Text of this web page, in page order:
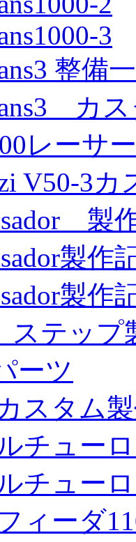
3
整備
カ
レーサ
V50-3カ
製
製作
製作
テップ
ーツ
スタム
チュー
チュー
ィーダ